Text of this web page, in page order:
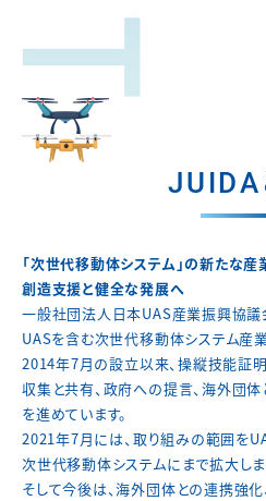
JUIDA
「次世代移動体システム」の新たな産
創造支援と健全な発展へ
一般社団法人日本UAS産業振興協議会
UASを含む次世代移動体システム産
2014年7月の設立以来、操縦技能証
収集と共有、政府への提言、海外団体
を進めています。
2021年7月には、取り組みの範囲を
次世代移動体システムにまで拡大しま
そして今後は、海外団体との連携強